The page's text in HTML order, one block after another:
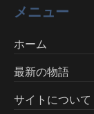
メニュー
ホーム
最新の物語
サイトについて